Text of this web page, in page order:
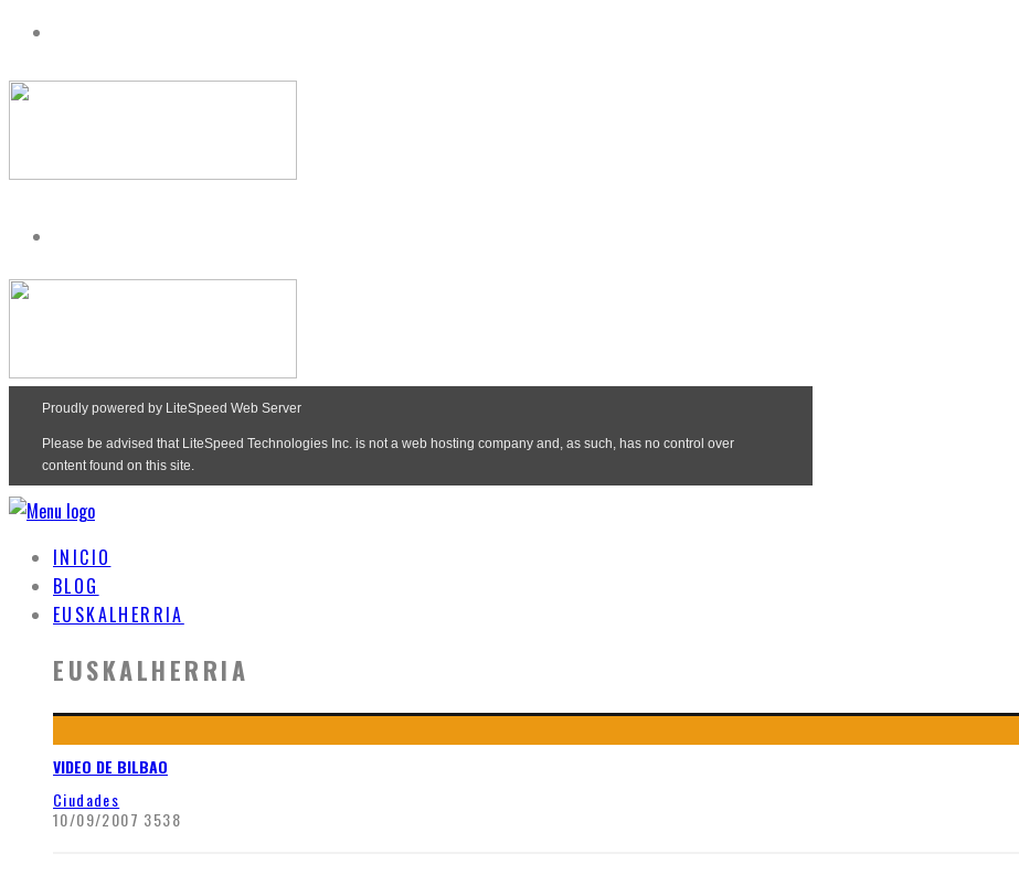
INICIO
BLOG
EUSKALHERRIA
EUSKALHERRIA
VIDEO DE BILBAO
Ciudades
10/09/2007 3538